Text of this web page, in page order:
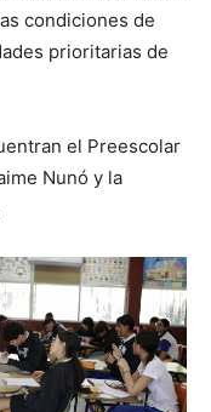
condiciones de
prioritarias de
el Preescolar
Nunó y la